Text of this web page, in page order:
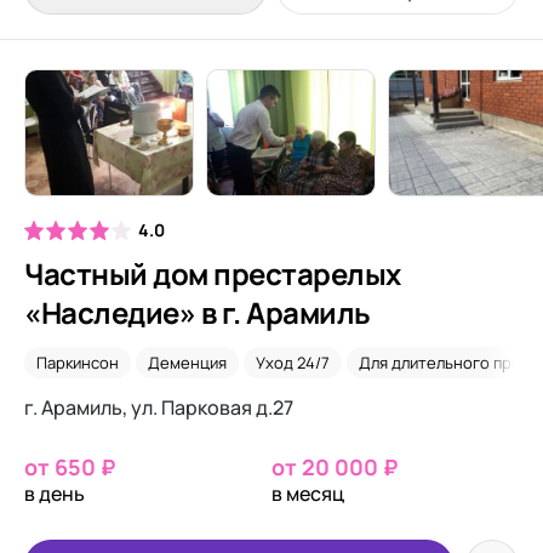
4.0
Частный дом престарелых
«Наследие» в г. Арамиль
Паркинсон Деменция Уход 24/7 Для длительного
г. Арамиль, ул. Парковая д.27
от 650 ₽
в день
от 20 000 ₽
в месяц